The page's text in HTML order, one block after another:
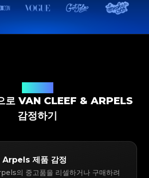
로 VAN CLEEF & ARPELS
감정하기
제품 감정
의 중고품을 리셀하거나 구매하려